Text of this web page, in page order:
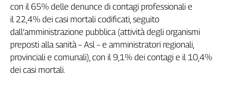
Work
in
Progress
L'Italia
nel
Lavoro
con il 65% delle denunce di contagi professionali e
il 22,4% dei casi mortali codificati, seguito
dall’amministrazione pubblica (attività degli organismi
preposti alla sanità – Asl – e amministratori regionali,
provinciali e comunali), con il 9,1% dei contagi e il 10,4%
dei casi mortali.